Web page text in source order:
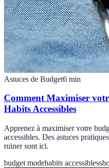
Astuces de Budget6 min
Comment Maximiser
Habits Accessibles
Apprenez à maximiser votre
accessibles. Des astuces
ruiner sont ici.
budget modehabits accessibles